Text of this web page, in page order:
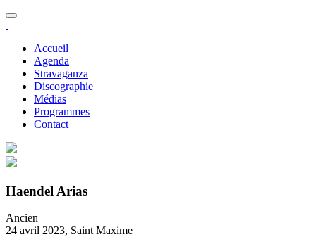
Accueil
Agenda
Stravaganza
Discographie
Médias
Programmes
Contact
Haendel Arias
Ancien
24 avril 2023, Saint Maxime